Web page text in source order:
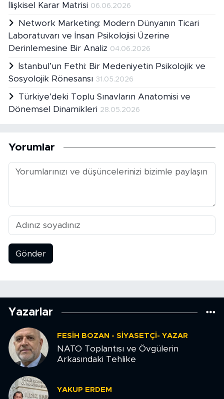
İlişkisel Karar Matrisi 06.06.2026
Network Marketing: Modern Dünyanın Ticari
Laboratuvarı ve İnsan Psikolojisi Üzerine
Derinlemesine Bir Analiz 04.06.2026
İstanbul’un Fethi: Bir Medeniyetin Psikolojik ve
Sosyolojik Rönesansı 31.05.2026
Türkiye’deki Toplu Sınavların Anatomisi ve
Dönemsel Dinamikleri 28.05.2026
Yorumlar
Gönder
Yazarlar
FESIH BOZAN - SIYASETÇI- YAZAR
NATO Toplantısı ve Övgülerin
Arkasındaki Tehlike
YAKUP ERDEM